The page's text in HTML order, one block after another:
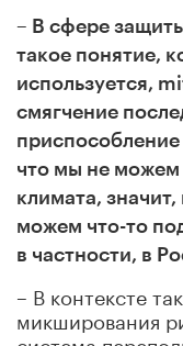
– В сфере
такое понятие,
используется,
смягчение
что мы не можем
климата,
можем что-то
в частности, в
– В контексте
микширования